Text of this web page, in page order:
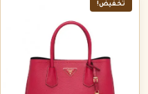
تخفيض!